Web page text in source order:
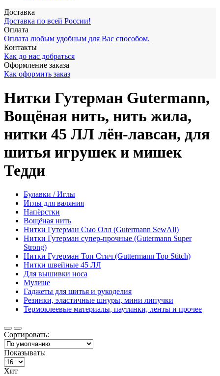
Доставка
Доставка по всей России!
Оплата
Оплата любым удобным для Вас способом.
Контакты
Как до нас добраться
Оформление заказа
Как оформить заказ
Нитки Гутерман Gutermann,
Вощёная нить, нить жила,
нитки 45 ЛЛ лён-лавсан, для
шитья игрушек и мишек
Тедди
Булавки / Иглы
Иглы для валяния
Напёрстки
Вощёная нить
Нитки Гутерман Сью Олл (Gutermann SewAll)
Нитки Гутерман супер-прочные (Gutermann Super
Strong)
Нитки Гутерман Топ Стич (Guttermann Top Stitch)
Нитки швейные 45 ЛЛ
Для вышивки носа
Мулине
Гаджеты для шитья и рукоделия
Резинки, эластичные шнуры, мини липучки
Термоклеевые материалы, паутинки, ленты и прочее
Сортировать:
Показывать:
Хит